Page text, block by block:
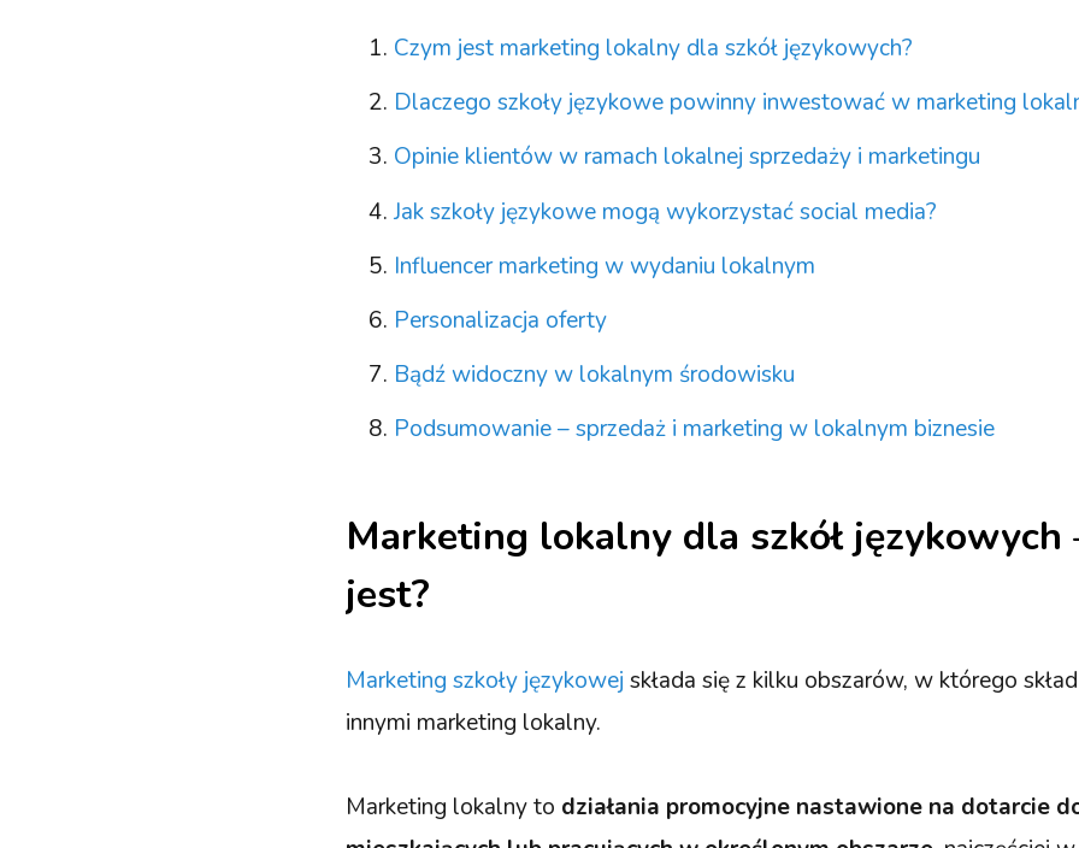
Czym jest marketing lokalny dla szkół językowych?
Dlaczego szkoły językowe powinny inwestować w marketing
Opinie klientów w ramach lokalnej sprzedaży i marketingu
Jak szkoły językowe mogą wykorzystać social media?
Influencer marketing w wydaniu lokalnym
Personalizacja oferty
Bądź widoczny w lokalnym środowisku
Podsumowanie – sprzedaż i marketing w lokalnym biznesie
Marketing lokalny dla szkół językowych
jest?
Marketing szkoły językowej składa się z kilku obszarów, w którego
innymi marketing lokalny.
Marketing lokalny to działania promocyjne nastawione na dotarcie